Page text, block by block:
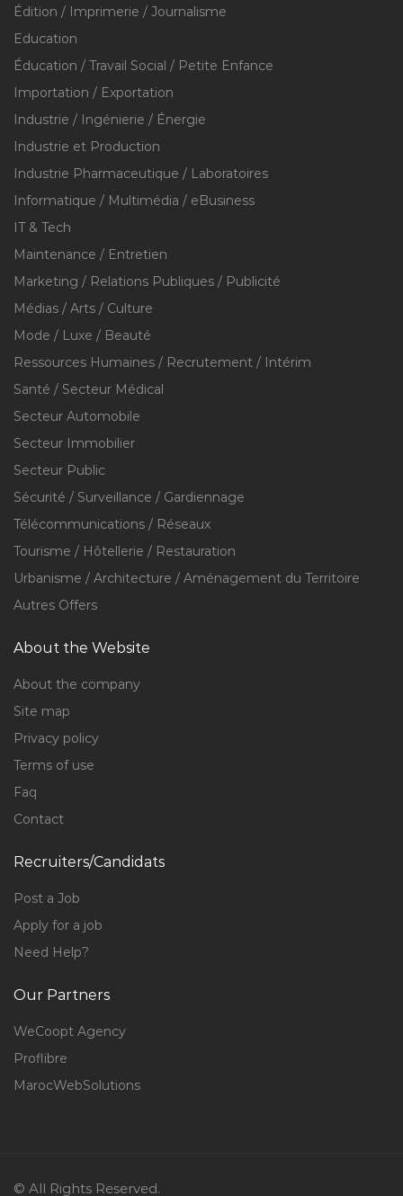
Édition / Imprimerie / Journalisme
Education
Éducation / Travail Social / Petite Enfance
Importation / Exportation
Industrie / Ingénierie / Énergie
Industrie et Production
Industrie Pharmaceutique / Laboratoires
Informatique / Multimédia / eBusiness
IT & Tech
Maintenance / Entretien
Marketing / Relations Publiques / Publicité
Médias / Arts / Culture
Mode / Luxe / Beauté
Ressources Humaines / Recrutement / Intérim
Santé / Secteur Médical
Secteur Automobile
Secteur Immobilier
Secteur Public
Sécurité / Surveillance / Gardiennage
Télécommunications / Réseaux
Tourisme / Hôtellerie / Restauration
Urbanisme / Architecture / Aménagement du Territoire
Autres Offers
About the Website
About the company
Site map
Privacy policy
Terms of use
Faq
Contact
Recruiters/Candidats
Post a Job
Apply for a job
Need Help?
Our Partners
WeCoopt Agency
Proflibre
MarocWebSolutions
© All Rights Reserved.